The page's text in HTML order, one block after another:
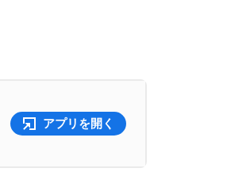
アプリを開く